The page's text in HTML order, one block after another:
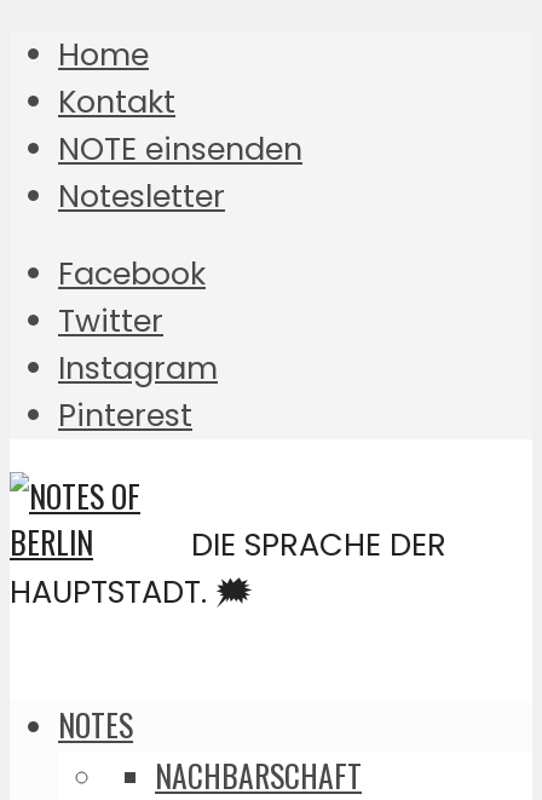
Home
Kontakt
NOTE einsenden
Notesletter
Facebook
Twitter
Instagram
Pinterest
DIE SPRACHE DER
HAUPTSTADT. 🗯️
NOTES
NACHBARSCHAFT